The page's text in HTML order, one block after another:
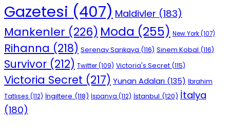
Gazetesi (407) Maldivler (183)
Mankenler (226) Moda (255) New York(107)
Rihanna (218) Serenay Sarıkaya (116) Sinem Kobal (116)
Survivor (212) Twitter(109) Victoria's Secret (115)
Victoria Secret (217) Yunan Adaları (135) İbrahim
Tatlıses (112) İngiltere (118) İspanya (112) İstanbul (120) İtalya
(180)